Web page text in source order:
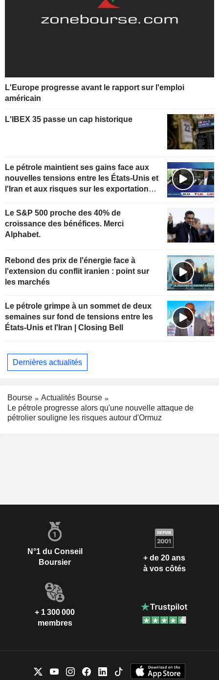
L'Europe progresse avant le rapport sur l'emploi
américain
L'IBEX 35 passe un cap historique
Le pétrole maintient ses gains face aux
nouvelles tensions entre les États-Unis et
l'Iran et aux risques sur les exportations
Le S&P 500 proche des 40% de
croissance des bénéfices. Merci
Alphabet.
Rebond des prix de l'énergie face à
l'extension du conflit iranien : point sur
les marchés
Le pétrole grimpe à un sommet de deux
semaines sur fond de tensions entre les
États-Unis et l'Iran | Closing Bell
Dernières actualités
Bourse
Actualités Bourse
Le pétrole progresse alors qu'une nouvelle attaque de
pétrolier souligne les risques autour d'Ormuz
N°1 du Conseil
Boursier
+ de 20 ans
à vos côtés
+ 1 300 000
membres